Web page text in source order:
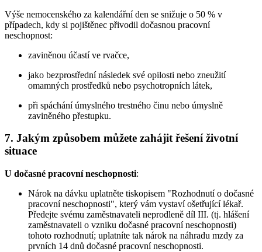
Výše nemocenského za kalendářní den se snižuje o 50 % v
případech, kdy si pojištěnec přivodil dočasnou pracovní
neschopnost:
zaviněnou účastí ve rvačce,
jako bezprostřední následek své opilosti nebo zneužití
omamných prostředků nebo psychotropních látek,
při spáchání úmyslného trestného činu nebo úmyslně
zaviněného přestupku.
7. Jakým způsobem můžete zahájit řešení životní
situace
U dočasné pracovní neschopnosti:
Nárok na dávku uplatněte tiskopisem "Rozhodnutí o dočasné
pracovní neschopnosti", který vám vystaví ošetřující lékař.
Předejte svému zaměstnavateli neprodleně díl III. (tj. hlášení
zaměstnavateli o vzniku dočasné pracovní neschopnosti)
tohoto rozhodnutí; uplatníte tak nárok na náhradu mzdy za
prvních 14 dnů dočasné pracovní neschopnosti.